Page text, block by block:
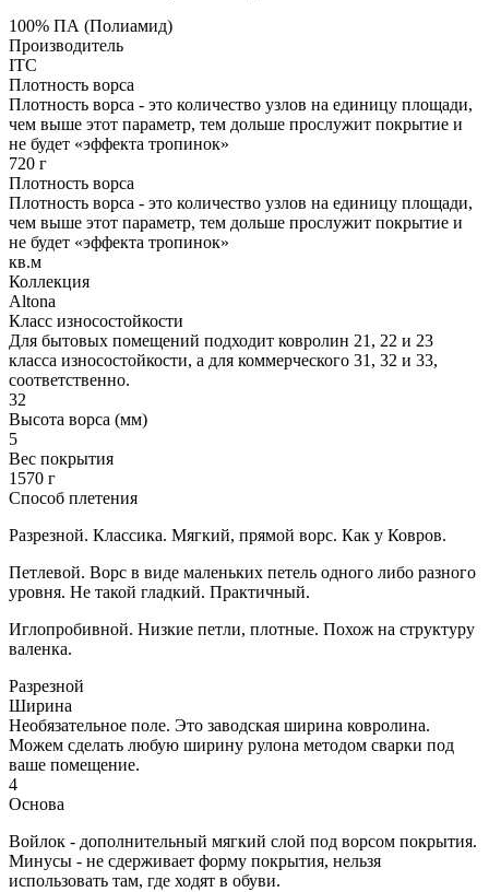
100% ПА (Полиамид)
Производитель
ITC
Плотность ворса
Плотность ворса - это количество узлов на единицу площади,
чем выше этот параметр, тем дольше прослужит покрытие и
не будет «эффекта тропинок»
720 г
Плотность ворса
Плотность ворса - это количество узлов на единицу площади,
чем выше этот параметр, тем дольше прослужит покрытие и
не будет «эффекта тропинок»
кв.м
Коллекция
Altona
Класс износостойкости
Для бытовых помещений подходит ковролин 21, 22 и 23
класса износостойкости, а для коммерческого 31, 32 и 33,
соответственно.
32
Высота ворса (мм)
5
Вес покрытия
1570 г
Способ плетения
Разрезной. Классика. Мягкий, прямой ворс. Как у Ковров.
Петлевой. Ворс в виде маленьких петель одного либо разного
уровня. Не такой гладкий. Практичный.
Иглопробивной. Низкие петли, плотные. Похож на структуру
валенка.
Разрезной
Ширина
Необязательное поле. Это заводская ширина ковролина.
Можем сделать любую ширину рулона методом сварки под
ваше помещение.
4
Основа
Войлок - дополнительный мягкий слой под ворсом покрытия.
Минусы - не сдерживает форму покрытия, нельзя
использовать там, где ходят в обуви.